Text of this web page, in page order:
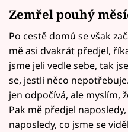
Zemřel pouhý
Po cestě domů se však
mě asi dvakrát předjel,
jsme jeli vedle sebe, tak
se, jestli něco
jen odpočívá, ale myslím,
Pak mě předjel
naposledy, co jsme se